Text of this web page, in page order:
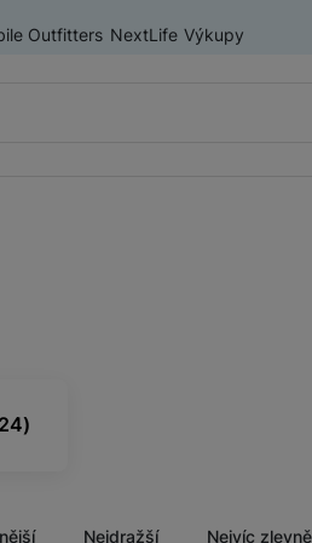
Outfitters NextLife Výkupy
Tab S
Nejdražší Nejvíc